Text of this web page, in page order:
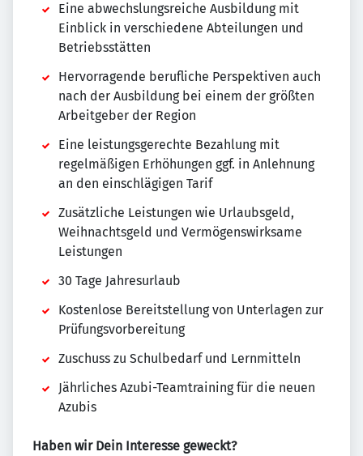
Eine abwechslungsreiche Ausbildung mit
Einblick in verschiedene Abteilungen und
Betriebsstätten
Hervorragende berufliche Perspektiven auch
nach der Ausbildung bei einem der größten
Arbeitgeber der Region
Eine leistungsgerechte Bezahlung mit
regelmäßigen Erhöhungen ggf. in Anlehnung
an den einschlägigen Tarif
Zusätzliche Leistungen wie Urlaubsgeld,
Weihnachtsgeld und Vermögenswirksame
Leistungen
30 Tage Jahresurlaub
Kostenlose Bereitstellung von Unterlagen zur
Prüfungsvorbereitung
Zuschuss zu Schulbedarf und Lernmitteln
Jährliches Azubi-Teamtraining für die neuen
Azubis
Haben wir Dein Interesse geweckt?